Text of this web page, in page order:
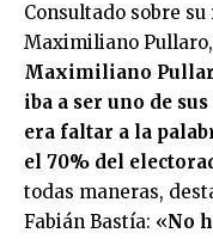
Consultado sobre
Maximiliano
Maximiliano
iba a ser uno de
era faltar a la
el 70% del
todas maneras,
Fabián Bastía: «No